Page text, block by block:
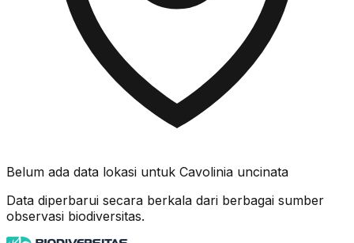
Belum ada data lokasi untuk Cavolinia uncinata
Data diperbarui secara berkala dari berbagai sumber
observasi biodiversitas.